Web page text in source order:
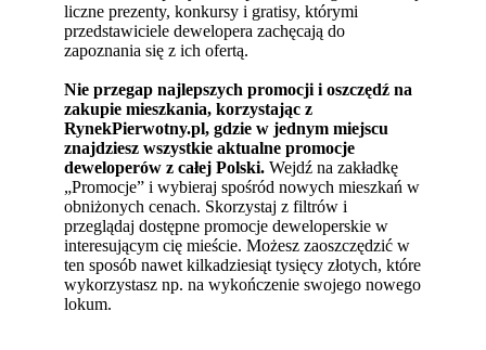
liczne prezenty, konkursy i gratisy, którymi
przedstawiciele dewelopera zachęcają do
zapoznania się z ich ofertą.
Nie przegap najlepszych promocji i oszczędź na
zakupie mieszkania, korzystając z
RynekPierwotny.pl, gdzie w jednym miejscu
znajdziesz wszystkie aktualne promocje
deweloperów z całej Polski. Wejdź na zakładkę
„Promocje” i wybieraj spośród nowych mieszkań w
obniżonych cenach. Skorzystaj z filtrów i
przeglądaj dostępne promocje deweloperskie w
interesującym cię mieście. Możesz zaoszczędzić w
ten sposób nawet kilkadziesiąt tysięcy złotych, które
wykorzystasz np. na wykończenie swojego nowego
lokum.